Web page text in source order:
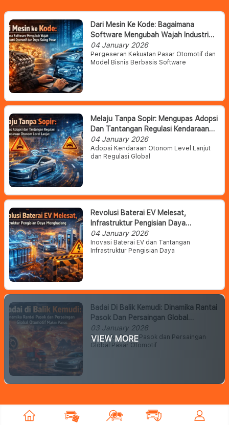
Dari Mesin Ke Kode: Bagaimana
Software Mengubah Wajah Industri
Otomotif Dan Daya Saing Pasar
04 January 2026
Pergeseran Kekuatan Pasar Otomotif dan
Model Bisnis Berbasis Software
Melaju Tanpa Sopir: Mengupas Adopsi
Dan Tantangan Regulasi Kendaraan
Otonom Level Lanjut
04 January 2026
Adopsi Kendaraan Otonom Level Lanjut
dan Regulasi Global
Revolusi Baterai EV Melesat,
Infrastruktur Pengisian Daya
Menghadang
04 January 2026
Inovasi Baterai EV dan Tantangan
Infrastruktur Pengisian Daya
Badai Di Balik Kemudi: Dinamika Rantai
Pasok Dan Persaingan Global
Otomotif Makin Panas
03 January 2026
Dinamika Rantai Pasok dan Persaingan
Global Pasar Otomotif
VIEW MORE